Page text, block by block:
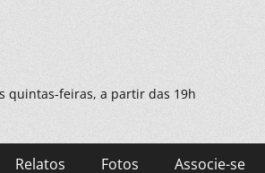
quintas-feiras, a partir das 19h
Relatos Fotos Associe-se